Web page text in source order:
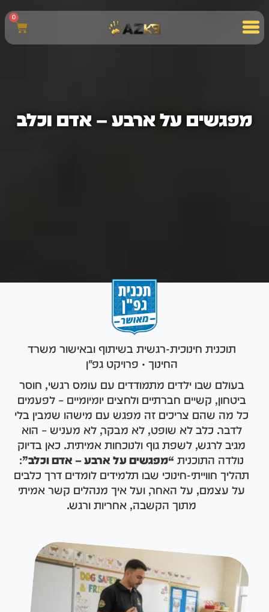
0
מפגשים על ארבע – אדם וכלב
תוכנית חינוכית-רגשית בשיתוף ובאישור משרד
החינוך • פרויקט גפ"ן
בעולם שבו ילדים מתמודדים עם עומס רגשי, חוסר
ביטחון, קשיים חברתיים ולחצים יומיומיים – לפעמים
כל מה שהם צריכים זה מפגש עם מישהו שמבין בלי
לדבר. כלב לא שופט, לא מבקר, לא מעניש – הוא
מגיב לרגש, לשפת גוף ולנוכחות אמיתית. כאן בדיוק
נולדה התוכנית “מפגשים על ארבע – אדם וכלב”:
תהליך חווייתי-חינוכי שבו תלמידים לומדים דרך כלבים
על עצמם, על האחר, ועל איך מנהלים קשר אמיתי
מתוך הקשבה, אחריות ורגש.